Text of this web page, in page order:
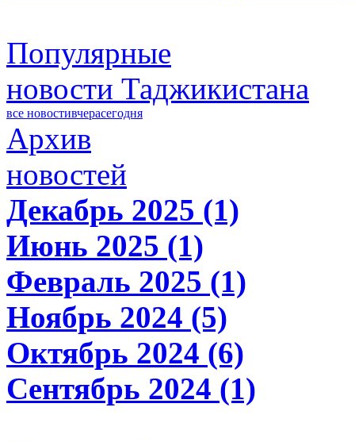
Популярные
новости Таджикистана
все новостивчерасегодня
Архив
новостей
Декабрь 2025 (1)
Июнь 2025 (1)
Февраль 2025 (1)
Ноябрь 2024 (5)
Октябрь 2024 (6)
Сентябрь 2024 (1)